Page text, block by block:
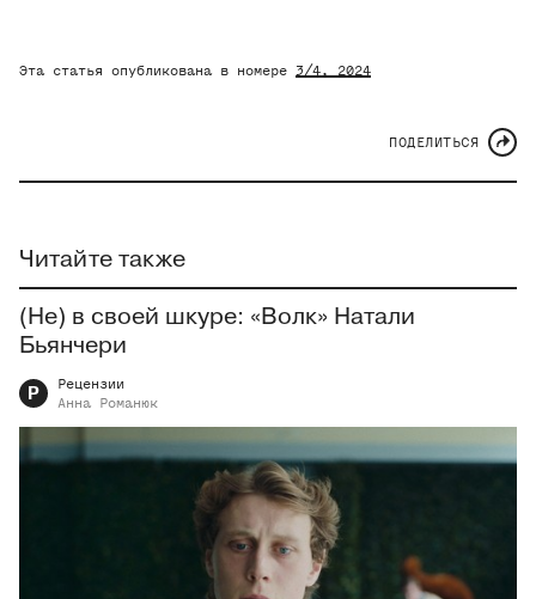
Эта статья опубликована в номере 3/4, 2024
ПОДЕЛИТЬСЯ
Читайте также
(Не) в своей шкуре: «Волк» Натали
Бьянчери
Р
Рецензии
Анна
Романюк